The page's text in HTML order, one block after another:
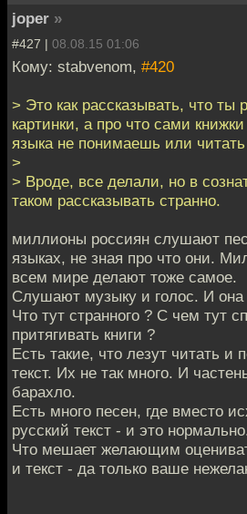
joper »
#427 | 08.08.15 01:06
Кому: stabvenom, #420
> Это как рассказывать, что ты
картинки, а про что сами
языка не понимаешь или
>
> Вроде, все делали, но в
таком рассказывать странно.
миллионы россиян слушают
языках, не зная про что они.
всем мире делают тоже самое.
Слушают музыку и голос. И она
Что тут странного ? C чем тут
притягивать книги ?
Есть такие, что лезут читать и
текст. Их не так много. И
барахло.
Есть много песен, где вместо
русский текст - и это
Что мешает желающим
и текст - да только ваше